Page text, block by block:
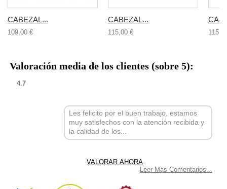
CABEZAL...
109,00 €
CABEZAL...
115,00 €
Valoración media de los clientes (sobre 5):
4.7
Les felicito por el buen trabajo, estamos
muy satisfechos con la atención recibida y
la calidad de los...
Leer Más Comentarios...